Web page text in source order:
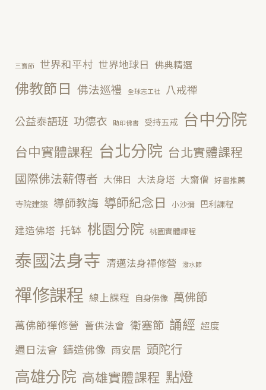
三寶節 世界和平村 世界地球日 佛典精選
佛教節日 佛法巡禮 全球志工社 八戒禪
公益泰語班 功德衣 助印佛書 受持五戒 台中分院
台中實體課程 台北分院 台北實體課程
國際佛法薪傳者 大佛日 大法身塔 大齋僧 好書推薦
寺院建築 導師教誨 導師紀念日 小沙彌 巴利課程
建造佛塔 托缽 桃園分院 桃園實體課程
泰國法身寺 清邁法身禪修營 潑水節
禪修課程 線上課程 自身佛像 萬佛節
萬佛節禪修營 薈供法會 衛塞節 誦經 超度
週日法會 鑄造佛像 雨安居 頭陀行
高雄分院 高雄實體課程 點燈